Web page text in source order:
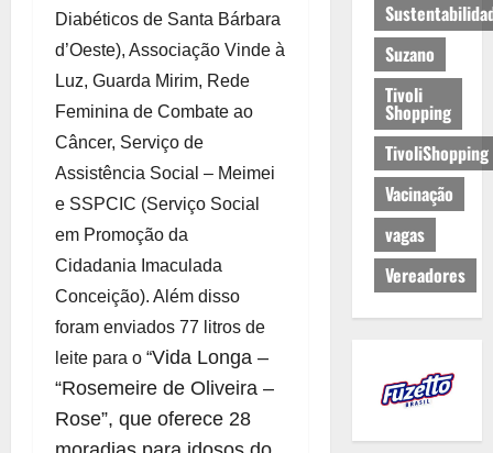
Diabéticos de Santa Bárbara
d’Oeste), Associação Vinde à
Luz, Guarda Mirim, Rede
Feminina de Combate ao
Câncer, Serviço de
Assistência Social – Meimei
e SSPCIC (Serviço Social
em Promoção da
Cidadania Imaculada
Conceição). Além disso
foram enviados 77 litros de
leite para o “Vida Longa –
“Rosemeire de Oliveira –
Rose”, que oferece 28
Suzano
Tivoli
Shopping
TivoliShopping
Vacinação
vagas
Vereadores